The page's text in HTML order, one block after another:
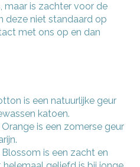
maar is zachter voor de
deze niet standaard op
met ons op en dan
is een natuurlijke geur
katoen.
is een zomerse geur
is een zacht en